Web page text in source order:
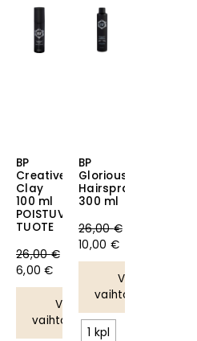
Ale!
BP
Creative
Clay
100 ml
POISTUVA
TUOTE
26,00€
6,00€
Valitse
vaihtoehdoista
BP
Glorious
Hairspray
300 ml
26,00€
10,00 €
Valitse
vaihtoehdoista
1 kpl